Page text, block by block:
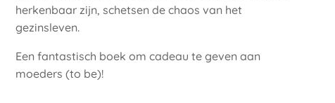
herkenbaar zijn, schetsen de chaos van het
gezinsleven.
Een fantastisch boek om cadeau te geven aan
moeders (to be)!